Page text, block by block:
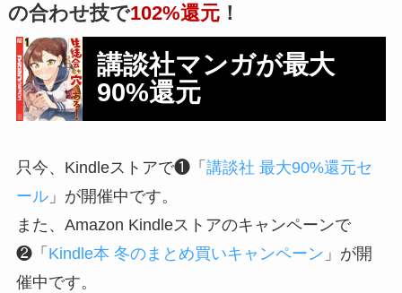
の合わせ技で102%還元！
講談社マンガが最大
90%還元
只今、Kindleストアで❶「 講談社 最大90%還元セ
ール」が開催中です。
また、Amazon Kindleストアのキャンペーンで
❷「 Kindle本 冬のまとめ買いキャンペーン 」が開
催中です。